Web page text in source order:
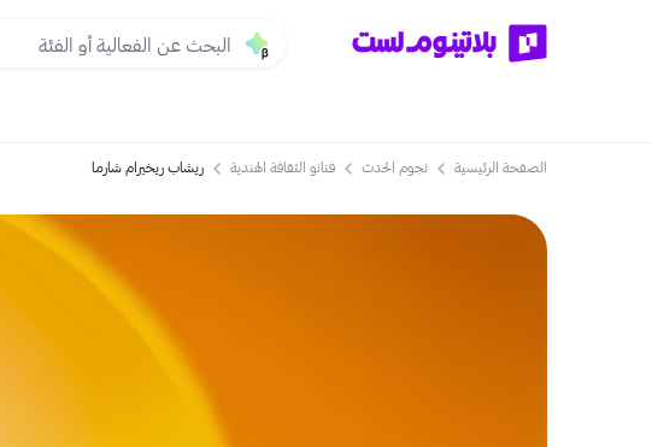
الصفحة الرئيسية نجوم الحدث فنانو الثقافة الهندية ريشاب ريخيرام شارما